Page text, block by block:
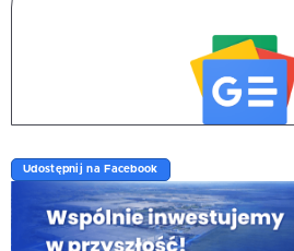
Udostępnij na Facebook